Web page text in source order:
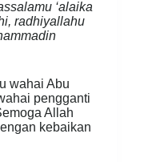
‘alaika
radhiyallahu
wahai Abu
pengganti
Allah
kebaikan